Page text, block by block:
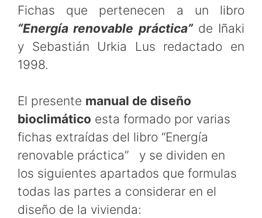
Fichas que pertenecen a un libro
“Energía renovable práctica”de Iñaki
y Sebastián Urkia Lus redactado en
1998.
El presente manual de diseño
bioclimático esta formado por varias
fichas extraídas del libro “Energía
renovable práctica” y se dividen en
los siguientes apartados que formulas
todas las partes a considerar en el
diseño de la vivienda: